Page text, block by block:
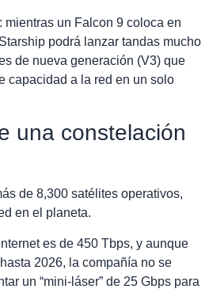
mientras un Falcon 9 coloca en
podrá lanzar tandas mucho
de nueva generación (V3) que
capacidad a la red en un solo
una constelación
de 8,300 satélites operativos,
en el planeta.
es de 450 Tbps, y aunque
2026, la compañía no se
un “mini-láser” de 25 Gbps para